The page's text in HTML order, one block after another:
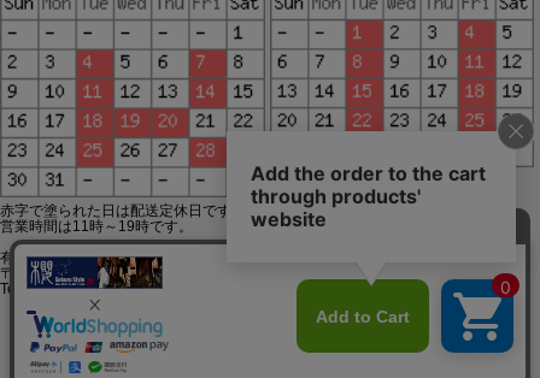
赤字で塗られた日は配送定休日です。
営業時間は11時～19時です。
有限会社ジップジップ SakuraStyle通販事業部
〒650-0021 神戸市中央区三宮町3-9-19イトウビル1,4F
Tel:078-332-2013 FAX:078-333-6644
SSL/TLSとは?